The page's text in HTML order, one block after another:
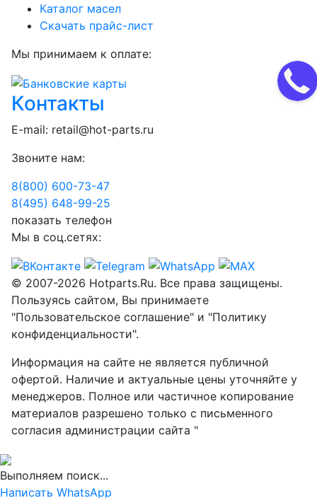
Каталог масел
Скачать прайс-лист
Мы принимаем к оплате:
Контакты
E-mail: retail@hot-parts.ru
Звоните нам:
8(800) 600-73-47
8(495) 648-99-25
показать телефон
Мы в соц.сетях:
© 2007-2026 Hotparts.Ru. Все права защищены.
Пользуясь сайтом, Вы принимаете
"Пользовательское соглашение" и "Политику
конфиденциальности".
Информация на сайте не является публичной
офертой. Наличие и актуальные цены уточняйте у
менеджеров. Полное или частичное копирование
материалов разрешено только с письменного
согласия администрации сайта "
Выполняем поиск...
Написать WhatsApp